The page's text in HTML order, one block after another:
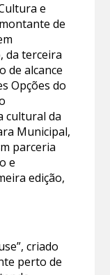
e
de
da terceira
de alcance
Opções do
cultural da
Municipal,
parceria
e
edição,
criado
perto de